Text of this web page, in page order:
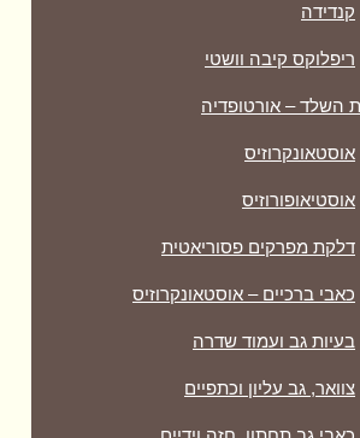
קנדידה
ריפלוקס קיבה וושטי
השלד – אורטופדיה
אוסטאונקרוזיס
אוסטיאופורוזיס
דלקת מפרקים פסוריאטית
כאבי ברכיים – אוסטאונקרוזיס
בעיות גב ועמוד שדרה
צוואר, גב עליון וכתפיים